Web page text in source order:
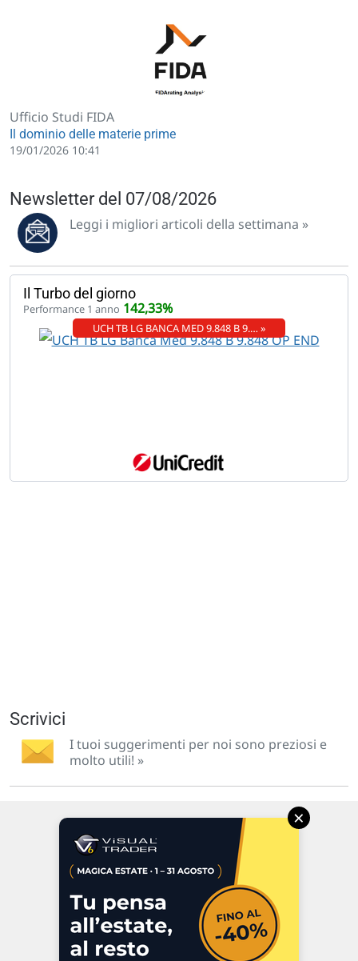
Ufficio Studi FIDA
Il dominio delle materie prime
19/01/2026 10:41
Newsletter del 07/08/2026
Leggi i migliori articoli della settimana »
Il Turbo del giorno
Performance 1 anno 142,33%
UCH TB LG BANCA MED 9.848 B 9.… »
Scrivici
I tuoi suggerimenti per noi sono preziosi e
molto utili! »
47923 Rimini
P.IVA 02 452 460 401
Chi siamo
×